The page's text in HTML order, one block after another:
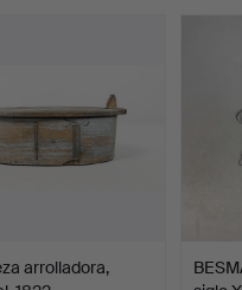
arrolladora,